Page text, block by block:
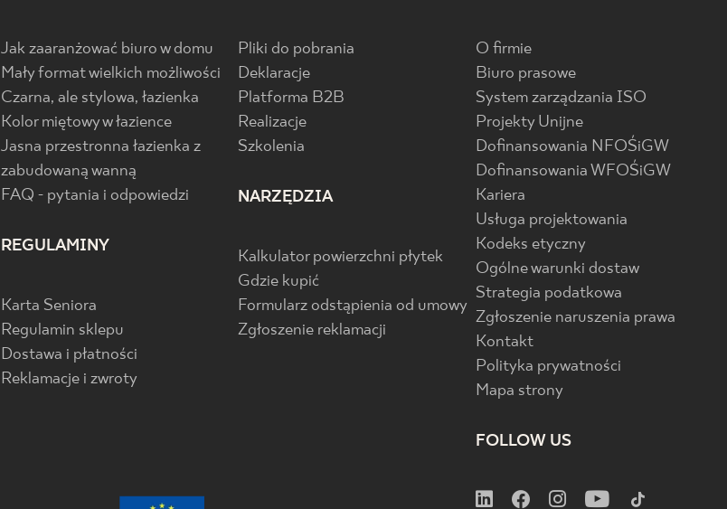
Jak zaaranżować biuro w domu
Mały format wielkich możliwości
Czarna, ale stylowa, łazienka
Kolor miętowy w łazience
Jasna przestronna łazienka z
zabudowaną wanną
FAQ - pytania i odpowiedzi
REGULAMINY
Karta Seniora
Regulamin sklepu
Dostawa i płatności
Reklamacje i zwroty
Pliki do pobrania
Deklaracje
Platforma B2B
Realizacje
Szkolenia
NARZĘDZIA
Kalkulator powierzchni płytek
Gdzie kupić
Formularz odstąpienia od umowy
Zgłoszenie reklamacji
O firmie
Biuro prasowe
System zarządzania ISO
Projekty Unijne
Dofinansowania NFOŚiGW
Dofinansowania WFOŚiGW
Kariera
Usługa projektowania
Kodeks etyczny
Ogólne warunki dostaw
Strategia podatkowa
Zgłoszenie naruszenia prawa
Kontakt
Polityka prywatności
Mapa strony
FOLLOW US